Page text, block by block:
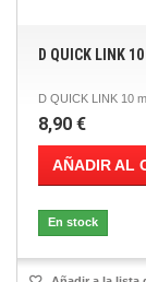
D QUICK LINK
D QUICK LINK 10
8,90 €
AÑADIR AL
En stock